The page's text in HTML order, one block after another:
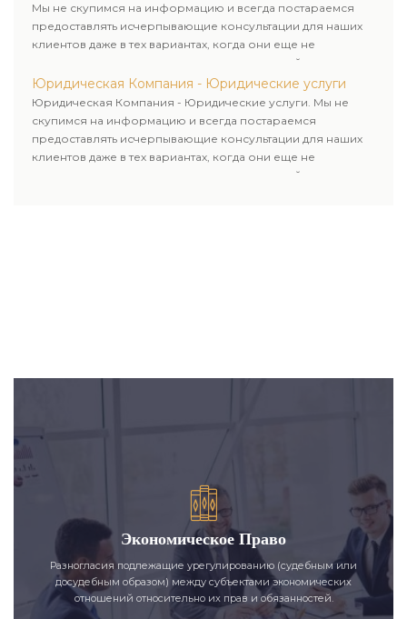
Мы не скупимся на информацию и всегда постараемся
предоставлять исчерпывающие консультации для наших
клиентов даже в тех вариантах, когда они еще не
пользовались юридическими услугами нашей компании.
Юридическая Компания - Юридические услуги
Юридическая Компания - Юридические услуги. Мы не
скупимся на информацию и всегда постараемся
предоставлять исчерпывающие консультации для наших
клиентов даже в тех вариантах, когда они еще не
пользовались юридическими услугами нашей компании.
Экономическое Право
Разногласия подлежащие урегулированию (судебным или
досудебным образом) между субъектами экономических
отношений относительно их прав и обязанностей.